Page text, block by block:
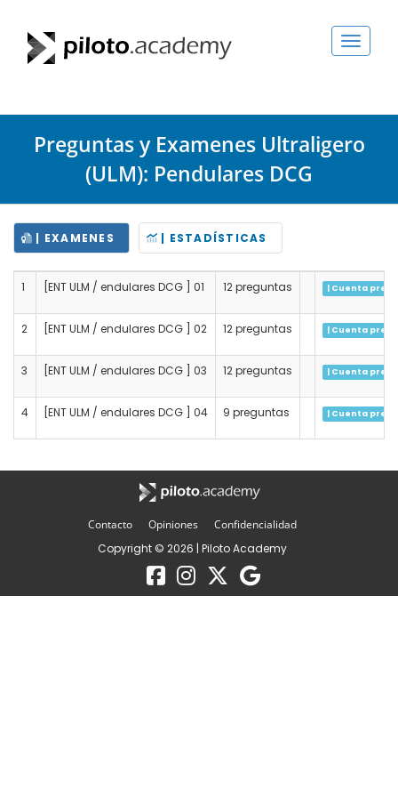
Toggle
Preguntas y Examenes Ultraligero
(ULM): Pendulares DCG
| EXAMENES | ESTADÍSTICAS
1 [ENT ULM / endulares DCG ] 01 12 preguntas | Cuenta
2 [ENT ULM / endulares DCG ] 02 12 preguntas | Cuenta
3 [ENT ULM / endulares DCG ] 03 12 preguntas | Cuenta
4 [ENT ULM / endulares DCG ] 04 9 preguntas | Cuenta
Contacto Opiniones
Confidencialidad
Copyright © 2026 | Piloto Academy